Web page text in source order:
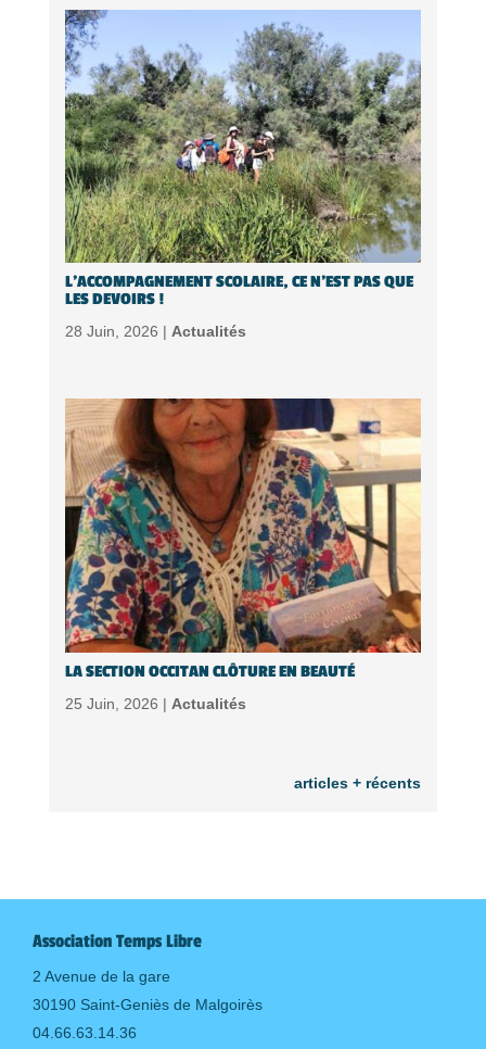
L’ACCOMPAGNEMENT SCOLAIRE, CE N’EST PAS QUE
LES DEVOIRS !
28 Juin, 2026 | Actualités
LA SECTION OCCITAN CLÔTURE EN BEAUTÉ
25 Juin, 2026 | Actualités
articles + récents
Association Temps Libre
2 Avenue de la gare
30190 Saint-Geniès de Malgoirès
04.66.63.14.36